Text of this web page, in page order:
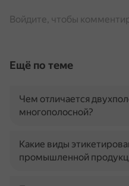
Войдите, чтобы
Ещё по теме
Чем отличается
многополосной?
Какие виды
промышленной